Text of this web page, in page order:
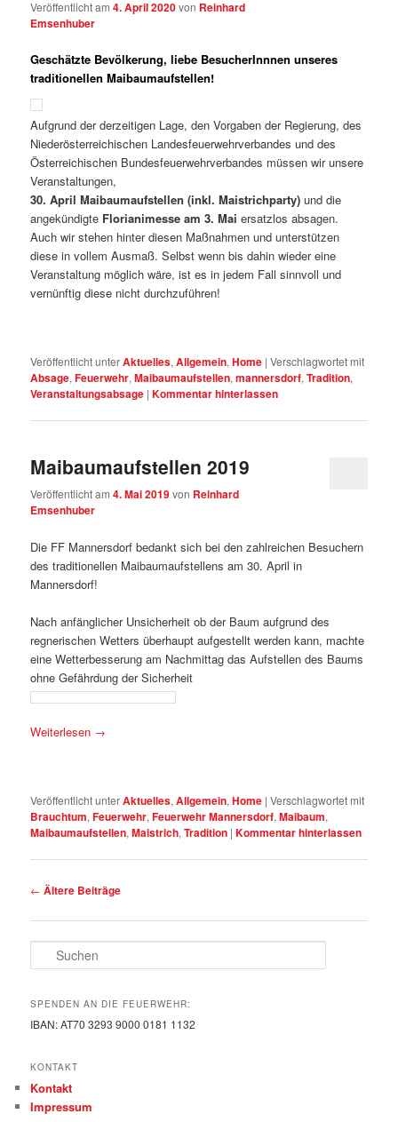
Veröffentlicht am4. April 2020von Reinhard
Emsenhuber
Geschätzte Bevölkerung, liebe BesucherInnnen unseres
traditionellen Maibaumaufstellen!
Aufgrund der derzeitigen Lage, den Vorgaben der Regierung, des
Niederösterreichischen Landesfeuerwehrverbandes und des
Österreichischen Bundesfeuerwehrverbandes müssen wir unsere
Veranstaltungen,
30. April Maibaumaufstellen (inkl. Maistrichparty) und die
angekündigte Florianimesse am 3. Maiersatzlos absagen.
Auch wir stehen hinter diesen Maßnahmen und unterstützen
diese in vollem Ausmaß. Selbst wenn bis dahin wieder eine
Veranstaltung möglich wäre, ist es in jedem Fall sinnvoll und
vernünftig diese nicht durchzuführen!
Veröffentlicht unterAktuelles,Allgemein,Home |Verschlagwortet mit
Absage,Feuerwehr,Maibaumaufstellen,mannersdorf,Tradition,
Veranstaltungsabsage |Kommentar hinterlassen
Maibaumaufstellen 2019
Veröffentlicht am4. Mai 2019von Reinhard
Emsenhuber
Die FF Mannersdorf bedankt sich bei den zahlreichen Besuchern
des traditionellen Maibaumaufstellens am 30. April in
Mannersdorf!
Nach anfänglicher Unsicherheit ob der Baum aufgrund des
regnerischen Wetters überhaupt aufgestellt werden kann, machte
eine Wetterbesserung am Nachmittag das Aufstellen des Baums
ohne Gefährdung der Sicherheit
Weiterlesen →
Veröffentlicht unterAktuelles,Allgemein,Home |Verschlagwortet mit
Brauchtum,Feuerwehr,Feuerwehr Mannersdorf,Maibaum,
Maibaumaufstellen,Maistrich,Tradition |Kommentar hinterlassen
Artikelnavigation
← Ältere Beiträge
Suchen
SPENDEN AN DIE FEUERWEHR:
IBAN: AT70 3293 9000 0181 1132
KONTAKT
Kontakt
Impressum